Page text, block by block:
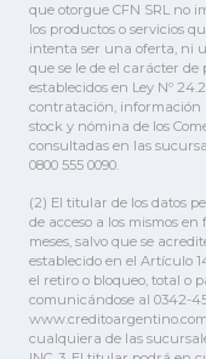
que otorgue CFN SRL no
los productos o servicios
intenta ser una oferta, ni
que se le de el carácter
establecidos en Ley Nº
contratación, información
stock y nómina de los
consultadas en las
0800 555 0090.
(2) El titular de los datos
de acceso a los mismos
meses, salvo que se
establecido en el Artículo
el retiro o bloqueo, total o
comunicándose al 0342-
cualquiera de las